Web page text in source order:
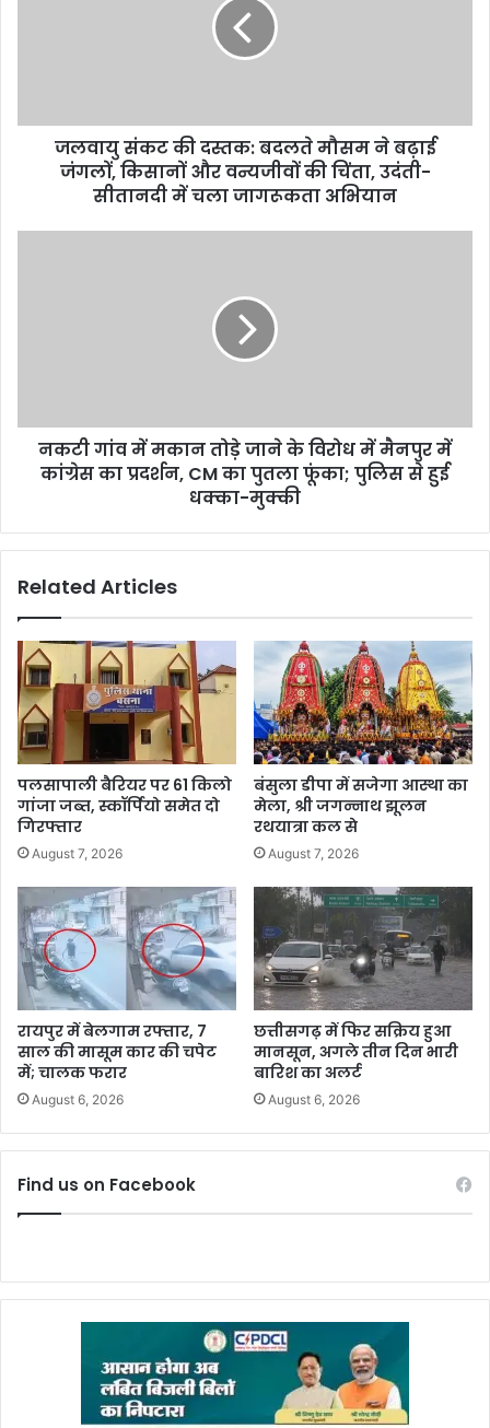
जलवायु संकट की दस्तक: बदलते मौसम ने बढ़ाई
जंगलों, किसानों और वन्यजीवों की चिंता, उदंती-
सीतानदी में चला जागरूकता अभियान
नकटी गांव में मकान तोड़े जाने के विरोध में मैनपुर में
कांग्रेस का प्रदर्शन, CM का पुतला फूंका; पुलिस से हुई
धक्का-मुक्की
Related Articles
पलसापाली बैरियर पर 61 किलो
गांजा जब्त, स्कॉर्पियो समेत दो
गिरफ्तार
August 7, 2026
बंसुला डीपा में सजेगा आस्था का
मेला, श्री जगन्नाथ झूलन
रथयात्रा कल से
August 7, 2026
रायपुर में बेलगाम रफ्तार, 7
साल की मासूम कार की चपेट
में; चालक फरार
August 6, 2026
छत्तीसगढ़ में फिर सक्रिय हुआ
मानसून, अगले तीन दिन भारी
बारिश का अलर्ट
August 6, 2026
Find us on Facebook